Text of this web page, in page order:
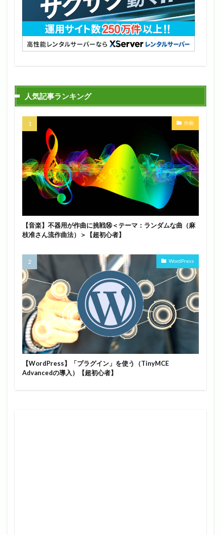
人気記事ランキング
作曲
【音楽】不器用が作曲に挑戦⑭＜テーマ：ランダムな曲（麻
枝准さん流作曲法）＞【超初心者】
WordPress
【WordPress】「プラグイン」を使う（TinyMCE
Advancedの導入）【超初心者】